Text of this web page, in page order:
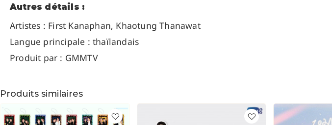
Autres détails :
Artistes : First Kanaphan, Khaotung Thanawat
Langue principale : thaïlandais
Produit par : GMMTV
Produits similaires